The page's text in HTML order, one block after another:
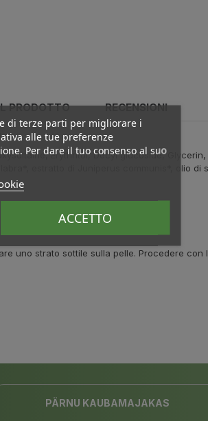
PRODOTTO RECENSIONI
Erythritol, Decyl glucoside,
estratto di Juniperus communis*, olio di
uno strato sottile sulla pelle. Procedere con
PÄRNU KAUBAMAJAKAS
di terze parti per migliorare i
alle tue preferenze
Per dare il tuo consenso al suo
ACCETTO